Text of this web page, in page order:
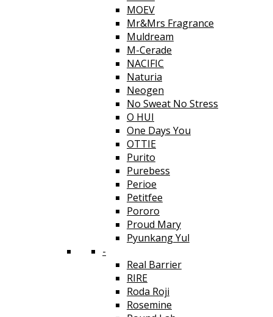
MOEV
Mr&Mrs Fragrance
Muldream
M-Cerade
NACIFIC
Naturia
Neogen
No Sweat No Stress
O HUI
One Days You
OTTIE
Purito
Purebess
Perioe
Petitfee
Pororo
Proud Mary
Pyunkang Yul
-
Real Barrier
RIRE
Roda Roji
Rosemine